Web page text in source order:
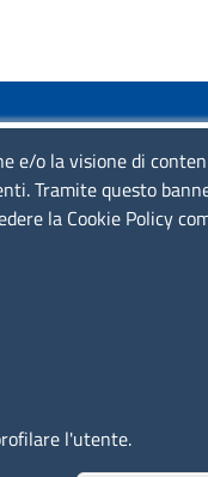
REALIZZATO DA
e/o la visione di
Tramite questo
la Cookie Policy
l'utente.